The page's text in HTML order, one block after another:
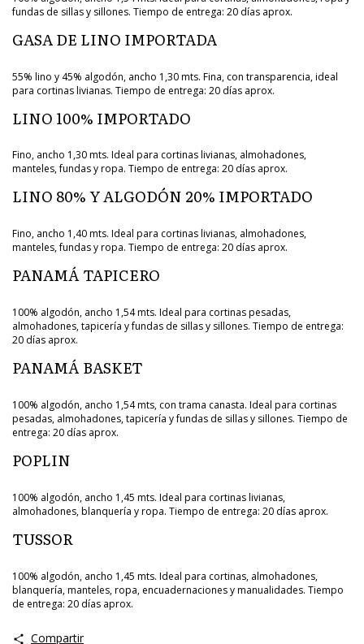
fundas de sillas y sillones. Tiempo de entrega: 20 días aprox.
GASA DE LINO IMPORTADA
55% lino y 45% algodón, ancho 1,30 mts. Fina, con transparencia, ideal
para cortinas livianas. Tiempo de entrega: 20 días aprox.
LINO 100% IMPORTADO
Fino, ancho 1,30 mts. Ideal para cortinas livianas, almohadones,
manteles, fundas y ropa. Tiempo de entrega: 20 días aprox.
LINO 80% Y ALGODÓN 20% IMPORTADO
Fino, ancho 1,40 mts. Ideal para cortinas livianas, almohadones,
manteles, fundas y ropa. Tiempo de entrega: 20 días aprox.
PANAMÁ TAPICERO
100% algodón, ancho 1,54 mts. Ideal para cortinas pesadas,
almohadones, tapicería y fundas de sillas y sillones. Tiempo de entrega:
20 días aprox.
PANAMÁ BASKET
100% algodón, ancho 1,54 mts, con trama canasta. Ideal para cortinas
pesadas, almohadones, tapicería y fundas de sillas y sillones. Tiempo de
entrega: 20 días aprox.
POPLIN
100% algodón, ancho 1,45 mts. Ideal para cortinas livianas,
almohadones, blanquería y ropa. Tiempo de entrega: 20 días aprox.
TUSSOR
100% algodón, ancho 1,45 mts. Ideal para cortinas, almohadones,
blanquería, manteles, ropa, encuadernaciones y manualidades. Tiempo
de entrega: 20 días aprox.
Compartir